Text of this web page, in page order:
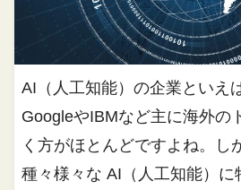
AI（人工知能）の企業といえ
GoogleやIBMなど主に海外の
く方がほとんどですよね。し
種々様々な AI（人工知能）に